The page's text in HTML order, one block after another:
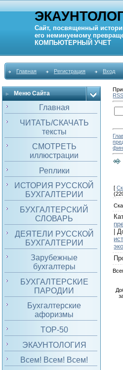
Сайт, посвященный
его неминуемому
КОМПЬЮТЕРНЫЙ УЧЕТ
Главная Регистрация Вход
Меню Сайта
Главная
ЧИТАТЬ/СКАЧАТЬ
тексты
СМОТРЕТЬ
иллюстрации
Реплики
ИСТОРИЯ РУССКОЙ
БУХГАЛТЕРИИ
БУХГАЛТЕРСКИЙ
СЛОВАРЬ
ДЕЯТЕЛИ РУССКОЙ
БУХГАЛТЕРИИ
Зарубежные
бухгалтеры
БУХГАЛТЕРСКИЕ
ПАРОДИИ
Бухгалтерские
афоризмы
TOP-50
ЭКАУНТОЛОГИЯ
Всем! Всем! Всем!
RSS
[
|